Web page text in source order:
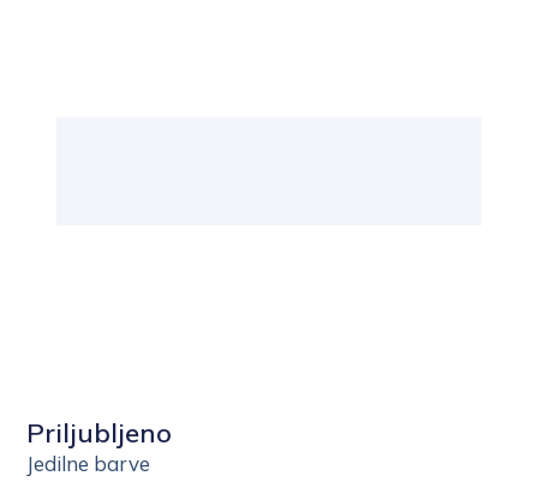
Priljubljeno
Jedilne barve